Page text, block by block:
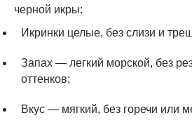
черной икры:
Икринки целые, без слизи и
Запах — легкий морской, без
оттенков;
Вкус — мягкий, без горечи или